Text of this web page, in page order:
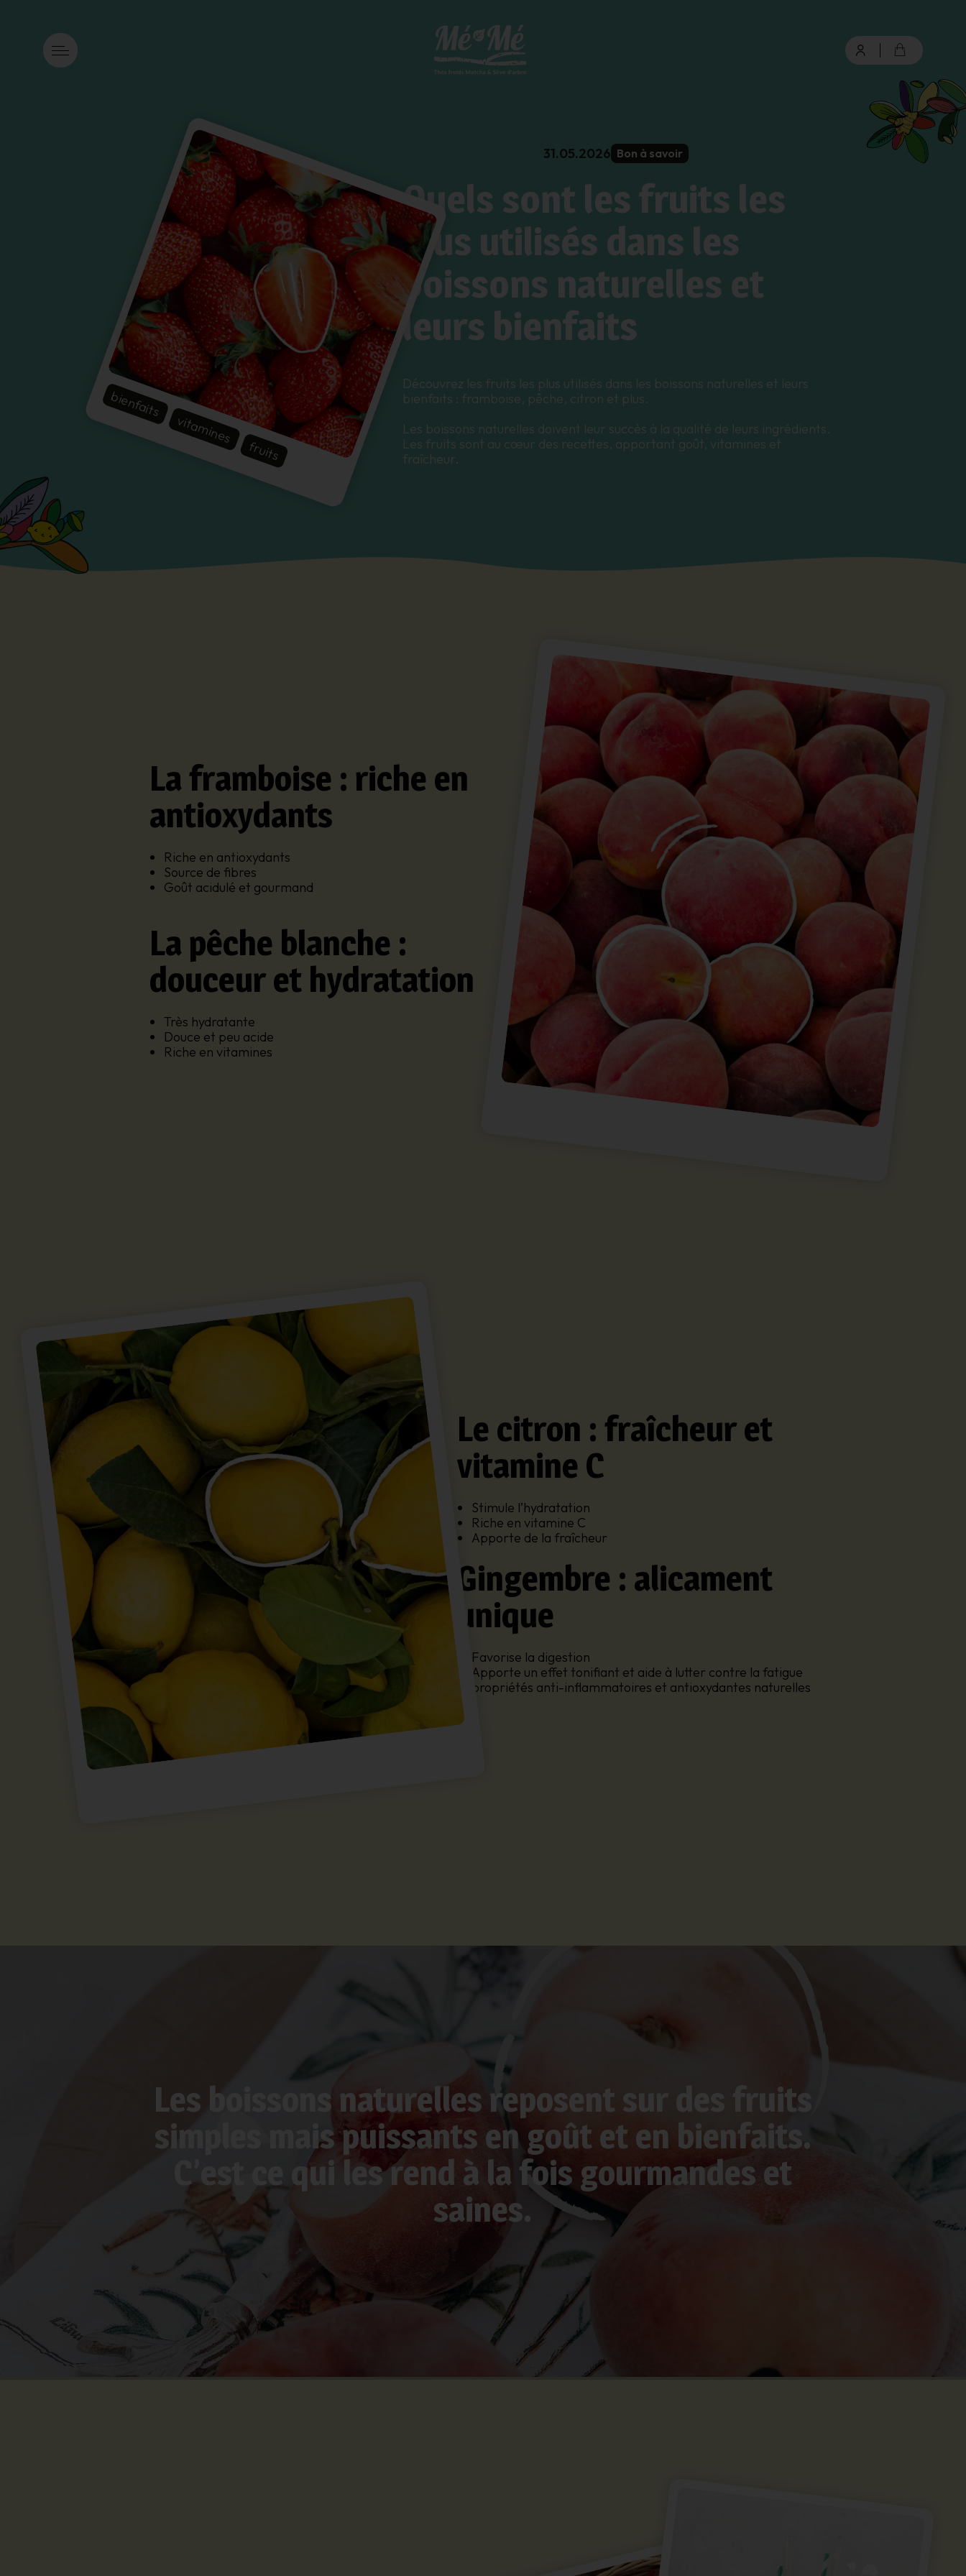
Mot de passe oublié ?
Inscription
bienfaits
vitamines
fruits
31.05.2026 Bon à savoir
Quels sont les fruits les
plus utilisés dans les
boissons naturelles et
leurs bienfaits
Découvrez les fruits les plus utilisés dans les boissons naturelles et leurs
bienfaits : framboise, pêche, citron et plus.
Les boissons naturelles doivent leur succès à la qualité de leurs ingrédients.
Les fruits sont au cœur des recettes, apportant goût, vitamines et
fraîcheur.
La framboise : riche en
antioxydants
Riche en antioxydants
Source de fibres
Goût acidulé et gourmand
La pêche blanche :
douceur et hydratation
Très hydratante
Douce et peu acide
Riche en vitamines
Le citron : fraîcheur et
vitamine C
Stimule l’hydratation
Riche en vitamine C
Apporte de la fraîcheur
Gingembre : alicament
unique
Favorise la digestion
Apporte un effet tonifiant et aide à lutter contre la fatigue
propriétés anti-inflammatoires et antioxydantes naturelles
Les boissons naturelles reposent sur des fruits
simples mais puissants en goût et en bienfaits.
C’est ce qui les rend à la fois gourmandes et
saines.